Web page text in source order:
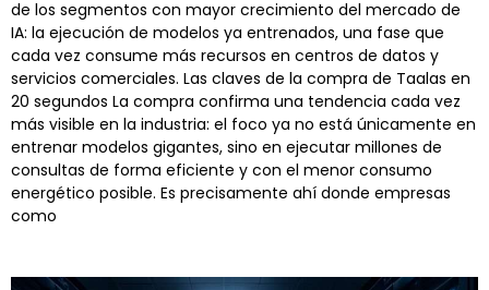
de los segmentos con mayor crecimiento del mercado de
IA: la ejecución de modelos ya entrenados, una fase que
cada vez consume más recursos en centros de datos y
servicios comerciales. Las claves de la compra de Taalas en
20 segundos La compra confirma una tendencia cada vez
más visible en la industria: el foco ya no está únicamente en
entrenar modelos gigantes, sino en ejecutar millones de
consultas de forma eficiente y con el menor consumo
energético posible. Es precisamente ahí donde empresas
como